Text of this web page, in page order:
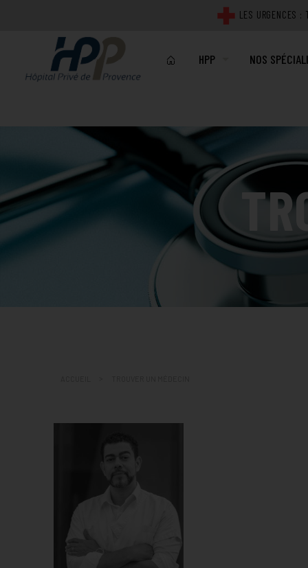
LES URGENCES
HPP
PROJET
PLATEAU TECHNIQUE
QUALITÉ ET SECURITÉ
REPRÉSENTANTS DES
PLANS DE L'HÔPITAL
ACTUALITÉS
NOS
IMAGERIE
LABORATOIRE
TECHNIQUES